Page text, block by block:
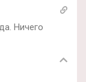
Ничего